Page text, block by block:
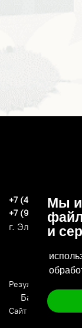
Мы
и
г.
+7 (496) 570-37-15
+7 (919) 776-04-79
Банковские
Результаты СОУТ
Сайт сделан в: